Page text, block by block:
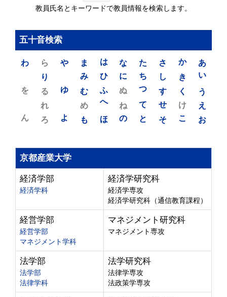
教員氏名とキーワードで教員情報を検索します。
五十音検索
あ
い
う
え
お
か
き
く
け
こ
さ
し
す
せ
そ
た
ち
つ
て
と
な
に
ぬ
ね
の
は
ひ
ふ
へ
ほ
ま
み
む
め
も
や
ゆ
よ
ら
り
る
れ
ろ
わ
を
ん
京都産業大学
経済学部
経済学科
経済学研究科
経済学専攻
経済学研究科（通信教育課程）
経営学部
経営学部
マネジメント学科
マネジメント研究科
マネジメント専攻
法学部
法学部
法律学科
法学研究科
法律学専攻
法政策学専攻